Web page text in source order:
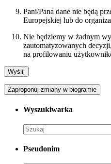
Pani/Pana dane nie będą
Europejskiej lub do
Nie będziemy w żadnym
zautomatyzowanych
na profilowaniu
Zaproponuj zmiany w biogramie
Wyszukiwarka
Pseudonim